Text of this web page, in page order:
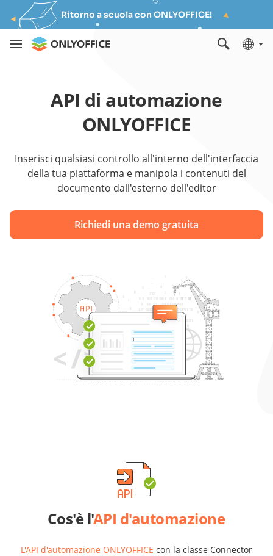
Ritorno a scuola con ONLYOFFICE!
API di automazione
ONLYOFFICE
Inserisci qualsiasi controllo all'interno dell'interfaccia
della tua piattaforma e manipola i contenuti del
documento dall'esterno dell'editor
Richiedi una demo gratuita
Cos'è l'API d'automazione
L'API d'automazione ONLYOFFICE con la classe Connector